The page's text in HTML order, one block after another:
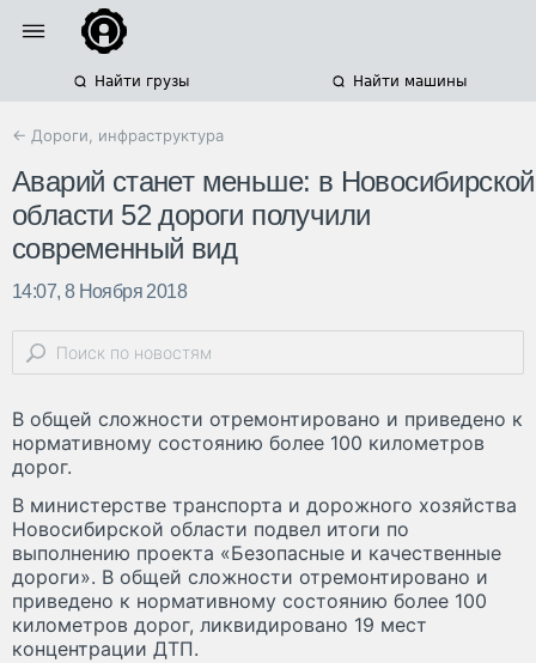
Найти грузы Найти машины
← Дороги, инфраструктура
Аварий станет меньше: в Новосибирской
области 52 дороги получили
современный вид
14:07, 8 Ноября 2018
В общей сложности отремонтировано и приведено к
нормативному состоянию более 100 километров
дорог.
В министерстве транспорта и дорожного хозяйства
Новосибирской области подвел итоги по
выполнению проекта «Безопасные и качественные
дороги». В общей сложности отремонтировано и
приведено к нормативному состоянию более 100
километров дорог, ликвидировано 19 мест
концентрации ДТП.